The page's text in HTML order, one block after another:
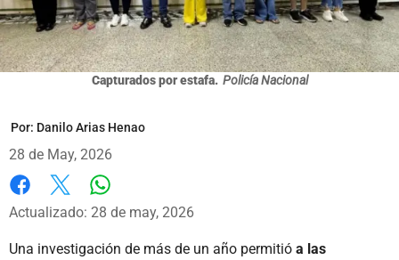
Capturados por estafa. Policía Nacional
Por: Danilo Arias Henao
28 de May, 2026
Facebook
X
Actualizado: 28 de may, 2026
Una investigación de más de un año permitió a las